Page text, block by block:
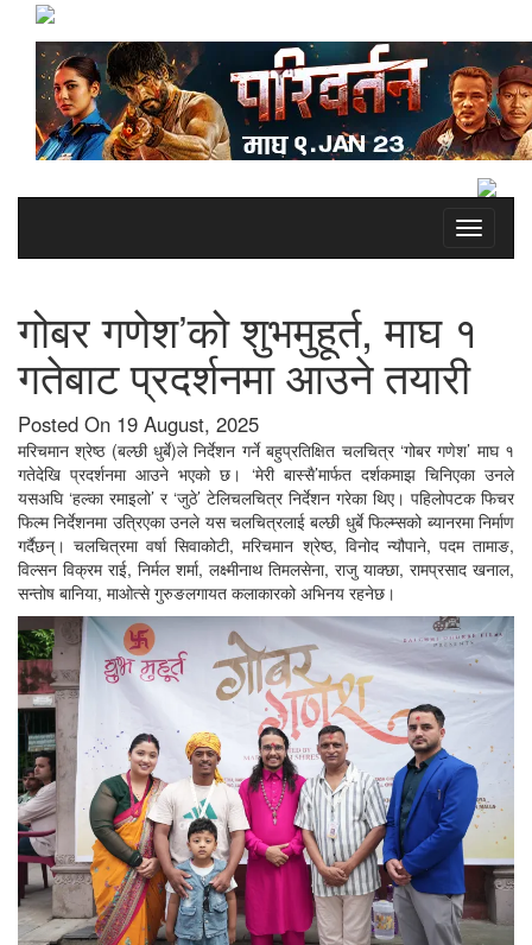
Toggle
गोबर गणेश’को शुभमुहूर्त, माघ १
गतेबाट प्रदर्शनमा आउने तयारी
Posted On 19 August, 2025
मरिचमान श्रेष्ठ (बल्छी धुर्बे)ले निर्देशन गर्ने बहुप्रतिक्षित चलचित्र ‘गोबर गणेश’ माघ १
गतेदेखि प्रदर्शनमा आउने भएको छ। ‘मेरी बास्सै’मार्फत दर्शकमाझ चिनिएका उनले
यसअघि ‘हल्का रमाइलो’ र ‘जुठे’ टेलिचलचित्र निर्देशन गरेका थिए। पहिलोपटक फिचर
फिल्म निर्देशनमा उत्रिएका उनले यस चलचित्रलाई बल्छी धुर्बे फिल्म्सको ब्यानरमा निर्माण
गर्दैछन्। चलचित्रमा वर्षा सिवाकोटी, मरिचमान श्रेष्ठ, विनोद न्यौपाने, पदम तामाङ,
विल्सन विक्रम राई, निर्मल शर्मा, लक्ष्मीनाथ तिमलसेना, राजु याक्छा, रामप्रसाद खनाल,
सन्तोष बानिया, माओत्से गुरुङलगायत कलाकारको अभिनय रहनेछ।